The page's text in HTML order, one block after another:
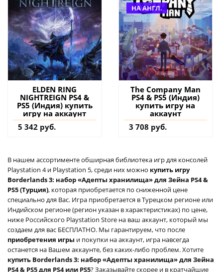
ELDEN RING
NIGHTREIGN PS4 &
PS5 (Индия) купить
игру на аккаунт
5 342 руб.
НА АНГЛ.
The Company Man
PS4 & PS5 (Индия)
купить игру на
аккаунт
3 708 руб.
В нашем ассортименте обширная библиотека игр для консолей
Playstation 4 и Playstation 5, среди них можно купить игру
Borderlands 3: набор «Адепты хранилища» для Зейна PS4 &
PS5 (Турция), которая приобретается по сниженной цене
специально для Вас. Игра приобретается в Турецком регионе или
Индийском регионе (регион указан в характеристиках) по цене,
ниже Российского Playstation Store на ваш аккаунт, который мы
создаем для вас БЕСПЛАТНО. Мы гарантируем, что после
приобретения игры и покупки на аккаунт, игра навсегда
останется на Вашем аккаунте, без каких-либо проблем. Хотите
купить Borderlands 3: набор «Адепты хранилища» для Зейна
PS4 & PS5 для PS4 или PS5? Заказывайте скорее и в кратчайшие